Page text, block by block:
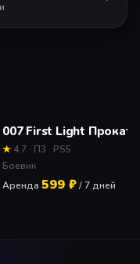
★ 4.7 · П3 · PS5
Боевик
Аренда 599 ₽/ 7 дней